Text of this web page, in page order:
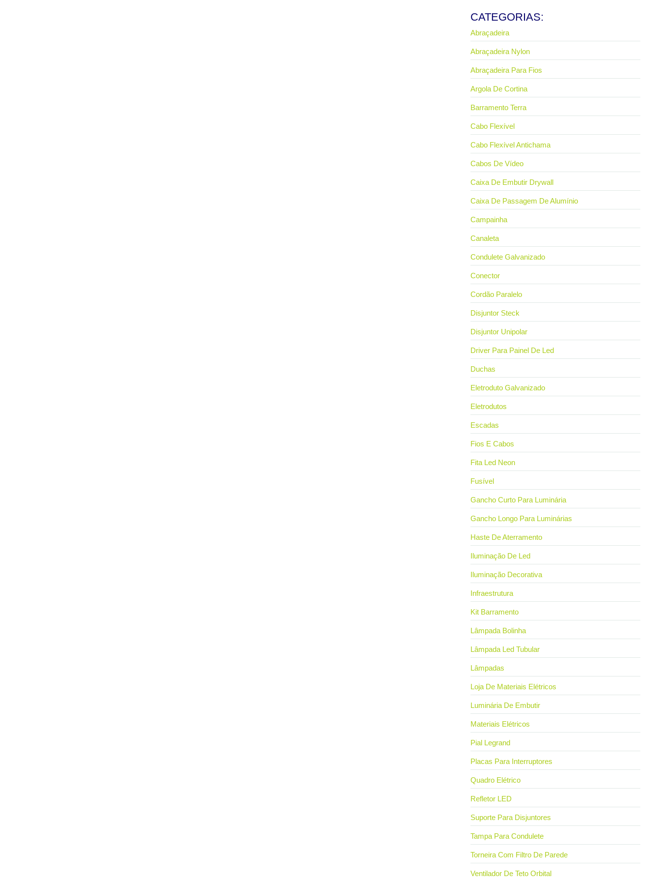
CATEGORIAS:
Abraçadeira
Abraçadeira Nylon
Abraçadeira Para Fios
Argola De Cortina
Barramento Terra
Cabo Flexível
Cabo Flexível Antichama
Cabos De Vídeo
Caixa De Embutir Drywall
Caixa De Passagem De Alumínio
Campainha
Canaleta
Condulete Galvanizado
Conector
Cordão Paralelo
Disjuntor Steck
Disjuntor Unipolar
Driver Para Painel De Led
Duchas
Eletroduto Galvanizado
Eletrodutos
Escadas
Fios E Cabos
Fita Led Neon
Fusível
Gancho Curto Para Luminária
Gancho Longo Para Luminárias
Haste De Aterramento
Iluminação De Led
Iluminação Decorativa
Infraestrutura
Kit Barramento
Lâmpada Bolinha
Lâmpada Led Tubular
Lâmpadas
Loja De Materiais Elétricos
Luminária De Embutir
Materiais Elétricos
Pial Legrand
Placas Para Interruptores
Quadro Elétrico
Refletor LED
Suporte Para Disjuntores
Tampa Para Condulete
Torneira Com Filtro De Parede
Ventilador De Teto Orbital